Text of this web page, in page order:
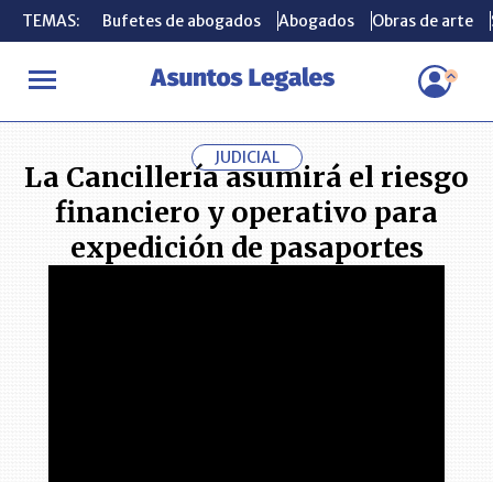
TEMAS: Bufetes de abogados Abogados Obras de arte
INICIO ACTUALIDAD La Cancillería asumirá el riesgo
TEMAS: Bufetes de abogados Abogados Obras de arte
JUDICIAL
La Cancillería asumirá el riesgo
financiero y operativo para
expedición de pasaportes